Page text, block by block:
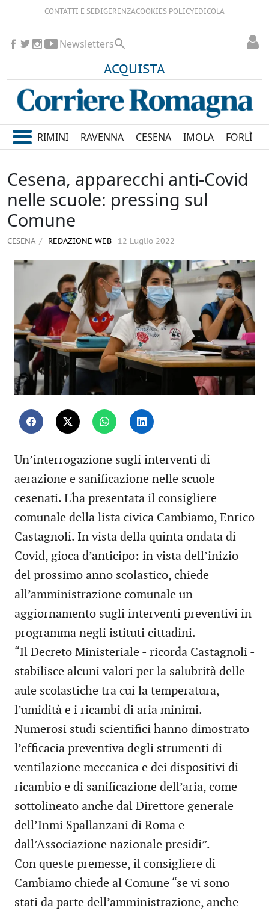
CONTATTI E SEDIGERENZACOOKIES POLICYEDICOLA
ACQUISTA
Newsletters
RIMINI RAVENNA CESENA IMOLA FORLÌ
Cesena, apparecchi anti-Covid
nelle scuole: pressing sul
Comune
CESENA REDAZIONE WEB 12 Luglio 2022
Un’interrogazione sugli interventi di
aerazione e sanificazione nelle scuole
cesenati. L'ha presentata il consigliere
comunale della lista civica Cambiamo, Enrico
Castagnoli. In vista della quinta ondata di
Covid, gioca d’anticipo: in vista dell’inizio
del prossimo anno scolastico, chiede
all’amministrazione comunale un
aggiornamento sugli interventi preventivi in
programma negli istituti cittadini.
“Il Decreto Ministeriale - ricorda Castagnoli -
stabilisce alcuni valori per la salubrità delle
aule scolastiche tra cui la temperatura,
l’umidità e i ricambi di aria minimi.
Numerosi studi scientifici hanno dimostrato
l’efficacia preventiva degli strumenti di
ventilazione meccanica e dei dispositivi di
ricambio e di sanificazione dell’aria, come
sottolineato anche dal Direttore generale
dell’Inmi Spallanzani di Roma e
dall’Associazione nazionale presidi”.
Con queste premesse, il consigliere di
Cambiamo chiede al Comune “se vi sono
stati da parte dell’amministrazione, anche